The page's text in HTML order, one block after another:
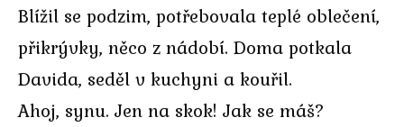
Blížil se podzim, potřebovala teplé oblečení,
přikrývky, něco z nádobí. Doma potkala
Davida, seděl v kuchyni a kouřil.
Ahoj, synu. Jen na skok! Jak se máš?